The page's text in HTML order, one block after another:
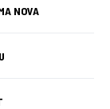
NOVA